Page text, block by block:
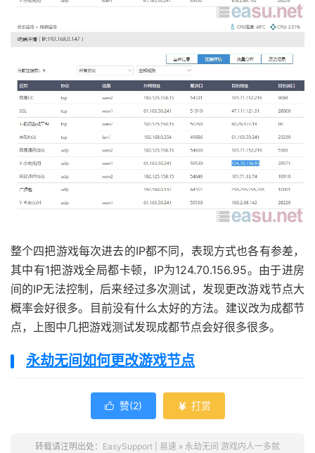
整个四把游戏每次进去的IP都不同，表现方式也各有参差，
其中有1把游戏全局都卡顿，IP为124.70.156.95。由于进房
间的IP无法控制，后来经过多次测试，发现更改游戏节点大
概率会好很多。目前没有什么太好的方法。建议改为成都节
点，上图中几把游戏测试发现成都节点会好很多很多。
永劫无间如何更改游戏节点
 赞(2)  打赏
转载请注明出处： EasySupport | 易速 » 永劫无间 游戏内人一多就